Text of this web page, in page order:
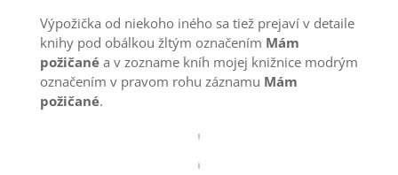
Výpožička od niekoho iného sa tiež prejaví v detaile
knihy pod obálkou žltým označením Mám
požičanéa v zozname kníh mojej knižnice modrým
označením v pravom rohu záznamu Mám
požičané.